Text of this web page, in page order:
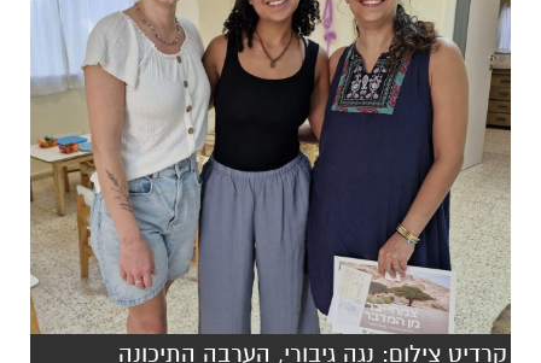
קרדיט צילום: נגה גיבורי, הערבה התיכונה